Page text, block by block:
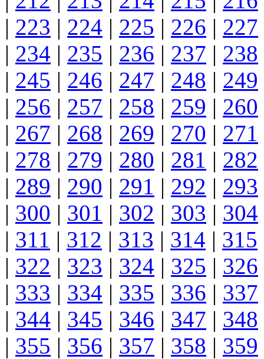
| 223 | 224 | 225 | 226 | 227
| 234 | 235 | 236 | 237 | 238
| 245 | 246 | 247 | 248 | 249
| 256 | 257 | 258 | 259 | 260
| 267 | 268 | 269 | 270 | 271
| 278 | 279 | 280 | 281 | 282
| 289 | 290 | 291 | 292 | 293
| 300 | 301 | 302 | 303 | 304
| 311 | 312 | 313 | 314 | 315
| 322 | 323 | 324 | 325 | 326
| 333 | 334 | 335 | 336 | 337
| 344 | 345 | 346 | 347 | 348
| 355 | 356 | 357 | 358 | 359